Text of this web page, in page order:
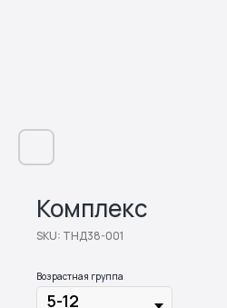
Комплекс
SKU: ТНД38-001
Возрастная группа